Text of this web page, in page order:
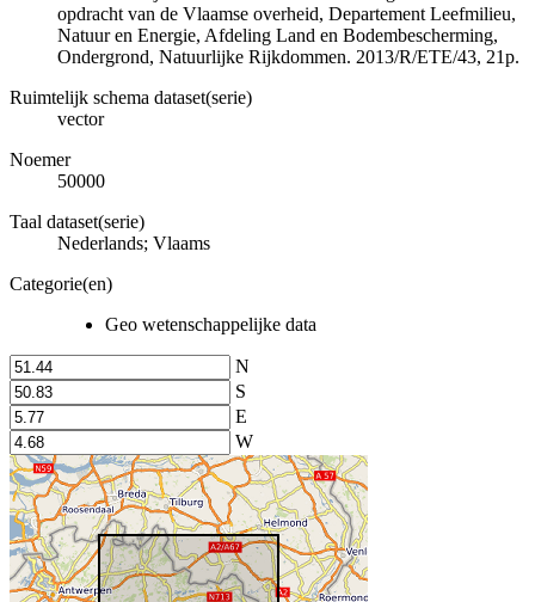
opdracht van de Vlaamse overheid, Departement Leefmilieu,
Natuur en Energie, Afdeling Land en Bodembescherming,
Ondergrond, Natuurlijke Rijkdommen. 2013/R/ETE/43, 21p.
Ruimtelijk schema dataset(serie)
vector
Noemer
50000
Taal dataset(serie)
Nederlands; Vlaams
Categorie(en)
Geo wetenschappelijke data
N
S
E
W